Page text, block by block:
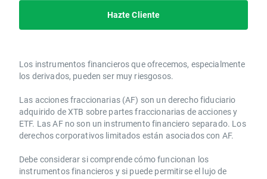
Hazte Cliente
Los instrumentos financieros que ofrecemos, especialmente
los derivados, pueden ser muy riesgosos.
Las acciones fraccionarias (AF) son un derecho fiduciario
adquirido de XTB sobre partes fraccionarias de acciones y
ETF. Las AF no son un instrumento financiero separado. Los
derechos corporativos limitados están asociados con AF.
Debe considerar si comprende cómo funcionan los
instrumentos financieros y si puede permitirse el lujo de